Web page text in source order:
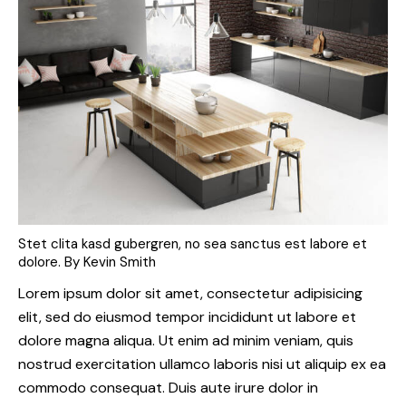
Stet clita kasd gubergren, no sea sanctus est labore et
dolore. By Kevin Smith
Lorem ipsum dolor sit amet, consectetur adipisicing
elit, sed do eiusmod tempor incididunt ut labore et
dolore magna aliqua. Ut enim ad minim veniam, quis
nostrud exercitation ullamco laboris nisi ut aliquip ex ea
commodo consequat. Duis aute irure dolor in